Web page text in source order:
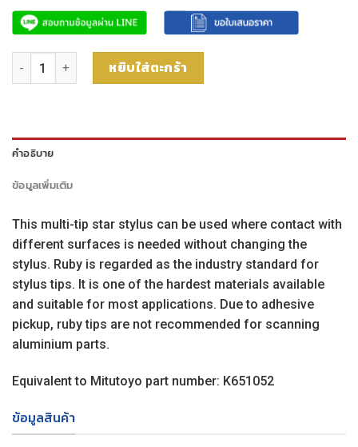
จำนวน เข็มวัดชิ้นงานทรงดาว M2 ก้านคาร์ไบด์ ปลายทับทิม 4-way
หยิบใส่ตะกร้า
คำอธิบาย
ข้อมูลเพิ่มเติม
This multi-tip star stylus can be used where contact with
different surfaces is needed without changing the
stylus. Ruby is regarded as the industry standard for
stylus tips. It is one of the hardest materials available
and suitable for most applications. Due to adhesive
pickup, ruby tips are not recommended for scanning
aluminium parts.
Equivalent to Mitutoyo part number: K651052
ข้อมูลสินค้า